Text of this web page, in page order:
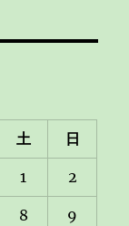
土 日
1 2
8 9